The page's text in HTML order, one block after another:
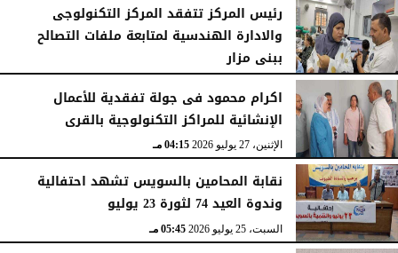
رئيس المركز تتفقد المركز التكنولوجى
والادارة الهندسية لمتابعة ملفات التصالح
ببنى مزار
الأربعاء، 29 يوليو 2026 02:03 مـ
اكرام محمود فى جولة تفقدية للأعمال
الإنشائية للمراكز التكنولوجية بالقرى
الإثنين، 27 يوليو 2026 04:15 مـ
نقابة المحامين بالسويس تشهد احتفالية
وندوة العيد 74 لثورة 23 يوليو
السبت، 25 يوليو 2026 05:45 مـ